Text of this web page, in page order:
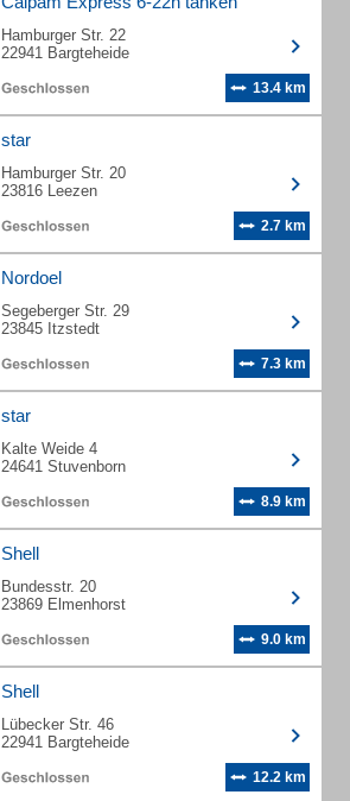
Hamburger Str. 22
22941 Bargteheide
13.4 km
star
Hamburger Str. 20
23816 Leezen
2.7 km
Nordoel
Segeberger Str. 29
23845 Itzstedt
7.3 km
star
Kalte Weide 4
24641 Stuvenborn
8.9 km
Shell
Bundesstr. 20
23869 Elmenhorst
9.0 km
Shell
Lübecker Str. 46
22941 Bargteheide
12.2 km